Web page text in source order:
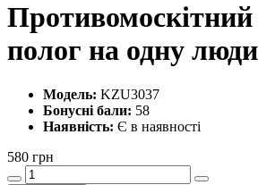
полог на одну
Модель: KZU3037
Бонусні бали: 58
Наявність: Є в наявності
580 грн